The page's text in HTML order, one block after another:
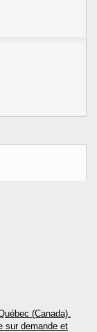
(Canada).
sur demande et